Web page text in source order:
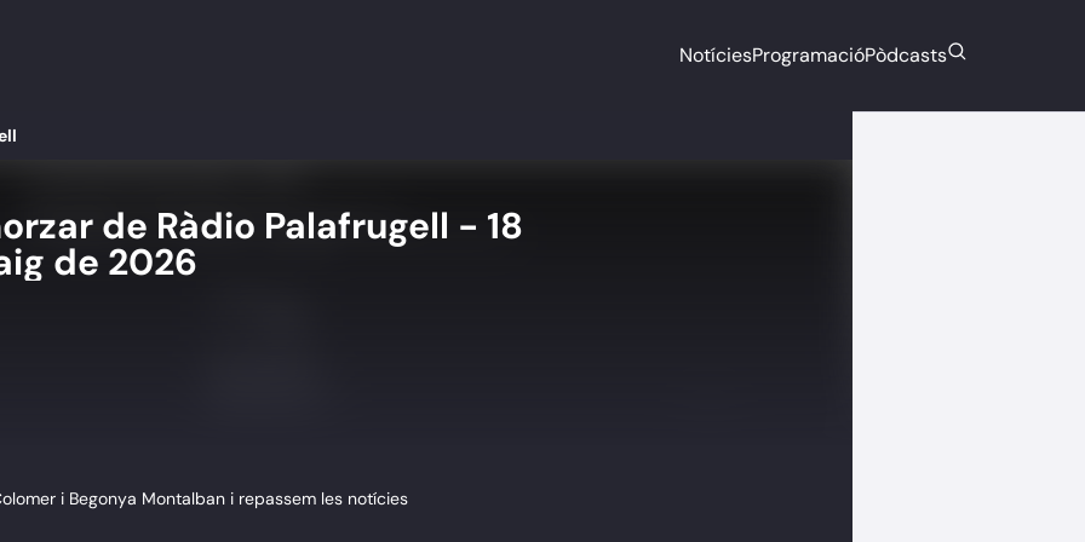
NotíciesProgramacióPòdcasts
de Ràdio Palafrugell - 18
de 2026
i Begonya Montalban i repassem les notícies